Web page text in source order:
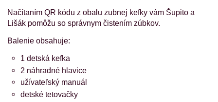
Načítaním QR kódu z obalu zubnej kefky vám Šupito a
Lišák pomôžu so správnym čistením zúbkov.
Balenie obsahuje:
1 detská kefka
2 náhradné hlavice
užívateľský manuál
detské tetovačky